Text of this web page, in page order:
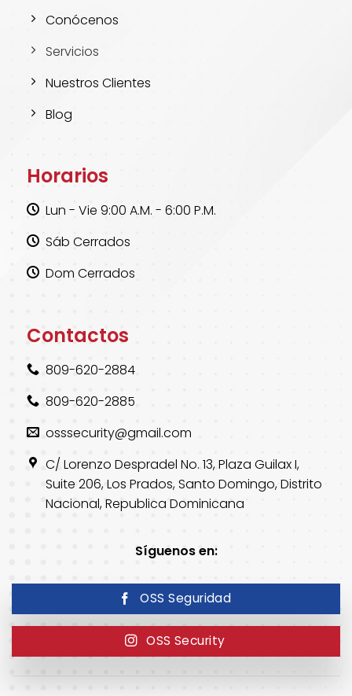
Conócenos
Servicios
Nuestros Clientes
Blog
Horarios
Lun - Vie 9:00 A.M. - 6:00 P.M.
Sáb Cerrados
Dom Cerrados
Contactos
809-620-2884
809-620-2885
osssecurity@gmail.com
C/ Lorenzo Despradel No. 13, Plaza Guilax I,
Suite 206, Los Prados, Santo Domingo, Distrito
Nacional, Republica Dominicana
Síguenos en:
OSS Seguridad
OSS Security